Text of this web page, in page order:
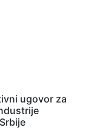
ugovor za